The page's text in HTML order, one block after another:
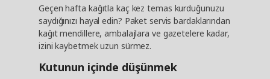
Geçen hafta kağıtla kaç kez temas kurduğunuzu
saydığınızı hayal edin? Paket servis bardaklarından
kağıt mendillere, ambalajlara ve gazetelere kadar,
izini kaybetmek uzun sürmez.
Kutunun içinde düşünmek